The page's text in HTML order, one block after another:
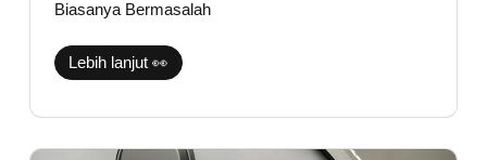
Biasanya Bermasalah
Lebih lanjut 👀
Kamera